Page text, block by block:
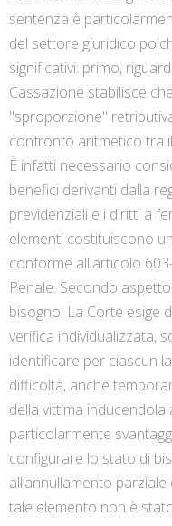
sentenza è
del settore giuridico
significativi: primo,
Cassazione stabilisce
"sproporzione"
confronto aritmetico tra
È infatti necessario
benefici derivanti dalla
previdenziali e i diritti a
elementi costituiscono
conforme all'articolo
Penale. Secondo
bisogno. La Corte esige
verifica individualizzata,
identificare per ciascun
difficoltà, anche
della vittima
particolarmente
configurare lo stato di
all’annullamento
tale elemento non è